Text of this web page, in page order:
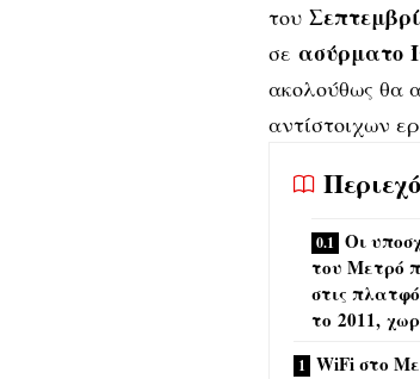
του
σε ασύρματο
ακολούθως θα
αντίστοιχων
Οι
του Μετρό
στις
το 2011,
WiFi στο